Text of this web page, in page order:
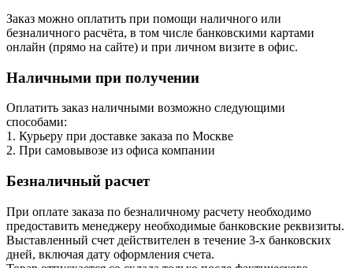
Заказ можно оплатить при помощи наличного или
безналичного расчёта, в том числе банковскими картами
онлайн (прямо на сайте) и при личном визите в офис.
Наличными при получении
Оплатить заказ наличными возможно следующими
способами:
1. Курьеру при доставке заказа по Москве
2. При самовывозе из офиса компании
Безналичный расчет
При оплате заказа по безналичному расчету необходимо
предоставить менеджеру необходимые банковские реквизиты.
Выставленный счет действителен в течение 3-х банковских
дней, включая дату оформления cчета.